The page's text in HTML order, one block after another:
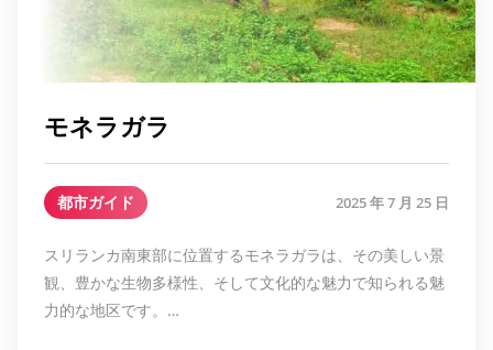
モネラガラ
都市ガイド 2025 年 7 月 25 日
スリランカ南東部に位置するモネラガラは、その美しい景
観、豊かな生物多様性、そして文化的な魅力で知られる魅
力的な地区です。…